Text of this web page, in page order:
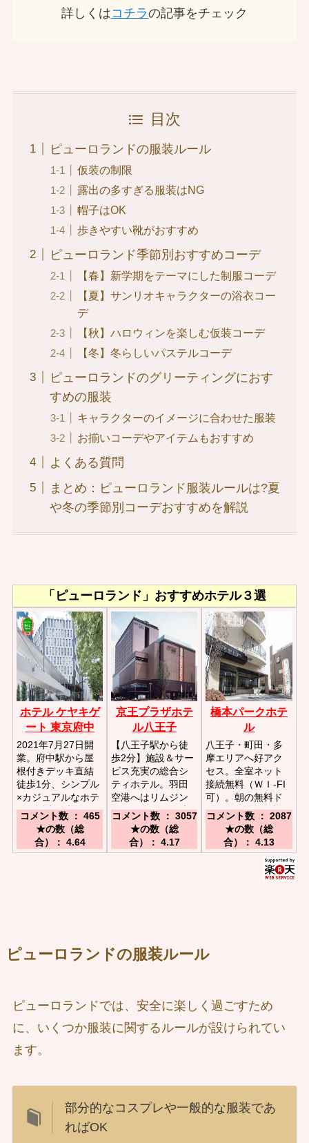
詳しくはコチラの記事をチェック
目次
ピューロランドの服装ルール
仮装の制限
露出の多すぎる服装はNG
帽子はOK
歩きやすい靴がおすすめ
ピューロランド季節別おすすめコーデ
【春】新学期をテーマにした制服コーデ
【夏】サンリオキャラクターの浴衣コー
デ
【秋】ハロウィンを楽しむ仮装コーデ
【冬】冬らしいパステルコーデ
ピューロランドのグリーティングにおす
すめの服装
キャラクターのイメージに合わせた服装
お揃いコーデやアイテムもおすすめ
よくある質問
まとめ：ピューロランド服装ルールは?夏
や冬の季節別コーデおすすめを解説
「ピューロランド」おすすめホテル３選
ホテル ケヤキゲ
ート 東京府中
2021年7月27日開
業。府中駅から屋
根付きデッキ直結
徒歩1分、シンプル
×カジュアルなホテ
ルが誕生／京王線
「府中駅」北口8番
出口より屋根付き
デッキで徒歩１分
コメント数 ： 465
★の数（総
合）： 4.64
京王プラザホテ
ル八王子
【八王子駅から徒
歩2分】施設＆サー
ビス充実の総合シ
ティホテル。羽田
空港へはリムジン
バスで楽々／JR京
王八王子駅からは
歩行者専用デッキ
経由で徒歩2分の
コメント数 ： 3057
★の数（総
合）： 4.17
橋本パークホテ
ル
八王子・町田・多
摩エリアへ好アク
セス。全室ネット
接続無料（ＷＩ-FI
可）。朝の無料ド
リンクバーが好評
／ＪＲ横浜線・相
模線・京王相模原
線橋本駅から徒歩
コメント数 ： 2087
★の数（総
合）： 4.13
ピューロランドの服装ルール
ピューロランドでは、安全に楽しく過ごすため
に、いくつか服装に関するルールが設けられてい
ます。
部分的なコスプレや一般的な服装であ
ればOK